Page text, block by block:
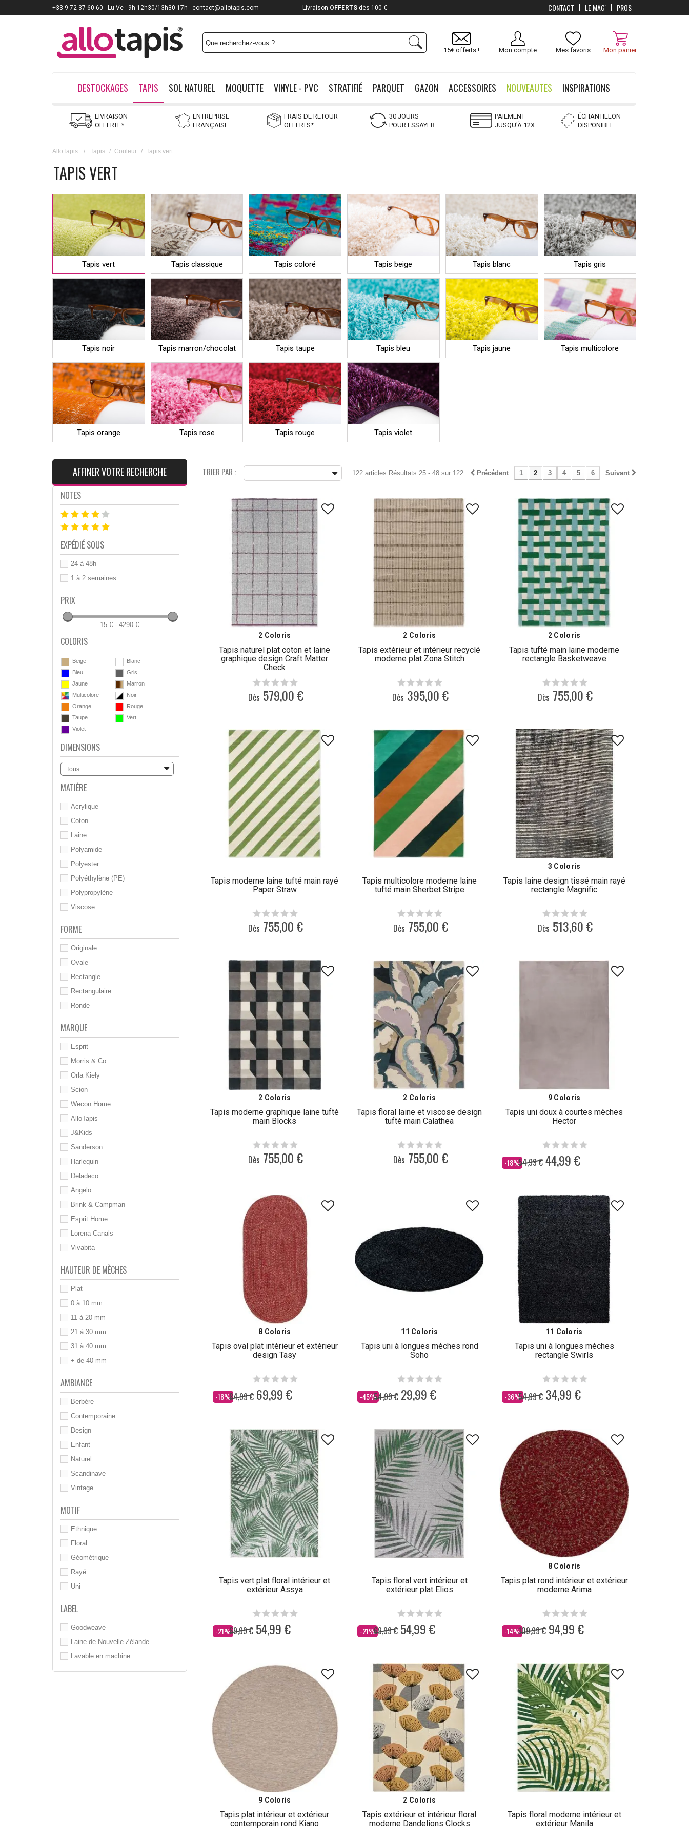
Mon panier
Mes favoris
Mon compte
15€ offerts !
DESTOCKAGES TAPIS SOL NATUREL MOQUETTE VINYLE - PVC STRATIFIÉ PARQUET GAZON ACCESSOIRES NOUVEAUTES INSPIRATIONS
LIVRAISON
OFFERTE*
ENTREPRISE
FRANÇAISE
FRAIS DE RETOUR
OFFERTS*
30 JOURS
POUR ESSAYER
PAIEMENT
JUSQU'À 12X
ÉCHANTILLON
DISPONIBLE
AlloTapis / Tapis / Couleur / Tapis vert
TAPIS VERT
Tapis vert Tapis classique Tapis coloré Tapis beige Tapis blanc Tapis gris
Tapis noir Tapis marron/chocolat Tapis taupe Tapis bleu Tapis jaune Tapis multicolore
Tapis orange Tapis rose Tapis rouge Tapis violet
AFFINER VOTRE RECHERCHE
NOTES
EXPÉDIÉ SOUS
24 à 48h
1 à 2 semaines
PRIX
15 € - 4290 €
COLORIS
Beige
Blanc
Bleu
Gris
Jaune
Marron
Multicolore
Noir
Orange
Rouge
Taupe
Vert
Violet
DIMENSIONS
Tous
MATIÈRE
Acrylique
Coton
Laine
Polyamide
Polyester
Polyéthylène (PE)
Polypropylène
Viscose
FORME
Originale
Ovale
Rectangle
Rectangulaire
Ronde
MARQUE
Esprit
Morris & Co
Orla Kiely
Scion
Wecon Home
AlloTapis
J&Kids
Sanderson
Harlequin
Deladeco
Angelo
Brink & Campman
Esprit Home
Lorena Canals
Vivabita
HAUTEUR DE MÈCHES
Plat
0 à 10 mm
11 à 20 mm
21 à 30 mm
31 à 40 mm
+ de 40 mm
AMBIANCE
Berbère
Contemporaine
Design
Enfant
Naturel
Scandinave
Vintage
MOTIF
Ethnique
Floral
Géométrique
Rayé
Uni
LABEL
Goodweave
Laine de Nouvelle-Zélande
Lavable en machine
TRIER PAR : -- 122 articles. Précédent 1 2 3 4 5 6 Suivant
Résultats 25 - 48 sur 122.
2 Coloris
Tapis naturel plat coton et laine
graphique design Craft Matter
Check
Dès 579,00 €
2 Coloris
Tapis extérieur et intérieur recyclé
moderne plat Zona Stitch
Dès 395,00 €
2 Coloris
Tapis tufté main laine moderne
rectangle Basketweave
Dès 755,00 €
Tapis moderne laine tufté main rayé
Paper Straw
Dès 755,00 €
Tapis multicolore moderne laine
tufté main Sherbet Stripe
Dès 755,00 €
3 Coloris
Tapis laine design tissé main rayé
rectangle Magnific
Dès 513,60 €
2 Coloris
Tapis moderne graphique laine tufté
main Blocks
Dès 755,00 €
2 Coloris
Tapis floral laine et viscose design
tufté main Calathea
Dès 755,00 €
9 Coloris
Tapis uni doux à courtes mèches
Hector
-18%
Dès 54,99 € 44,99 €
8 Coloris
Tapis oval plat intérieur et extérieur
design Tasy
-18%
Dès 84,99 € 69,99 €
11 Coloris
Tapis uni à longues mèches rond
Soho
-45%
Dès 54,99 € 29,99 €
11 Coloris
Tapis uni à longues mèches
rectangle Swirls
-36%
Dès 54,99 € 34,99 €
Tapis vert plat floral intérieur et
extérieur Assya
-21%
Dès 69,99 € 54,99 €
Tapis floral vert intérieur et
extérieur plat Elios
-21%
Dès 69,99 € 54,99 €
8 Coloris
Tapis plat rond intérieur et extérieur
moderne Arima
-14%
Dès 109,99 € 94,99 €
9 Coloris
Tapis plat intérieur et extérieur
contemporain rond Kiano
2 Coloris
Tapis extérieur et intérieur floral
moderne Dandelions Clocks
Tapis floral moderne intérieur et
extérieur Manila
PROS
LE MAG'
CONTACT
+33 9 72 37 60 60 - Lu-Ve : 9h-12h30/13h30-17h - contact@allotapis.com Payez jusqu'à12x dès 100 €